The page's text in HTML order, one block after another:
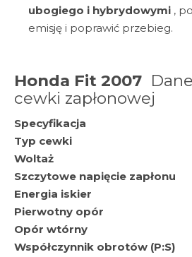
ubogiego i hybrydowymi ,
emisję i poprawić przebieg.
Honda Fit 2007
cewki zapłonowej
Specyfikacja
Typ cewki
Woltaż
Szczytowe napięcie zapłonu
Energia iskier
Pierwotny opór
Opór wtórny
Współczynnik obrotów (P:S)